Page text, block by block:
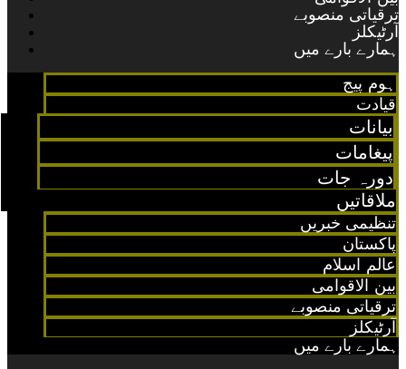
ترقیاتی منصوبے
آرٹیکلز
ہمارے بارے میں
ہوم پیج
قیادت
بیانات
پیغامات
دورہ جات
ملاقاتیں
تنظیمی خبریں
پاکستان
عالم اسلام
بین الاقوامی
ترقیاتی منصوبے
آرٹیکلز
ہمارے بارے میں